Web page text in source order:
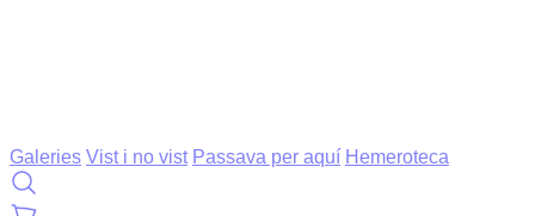
Galeries Vist i no vist Passava per aquí Hemeroteca